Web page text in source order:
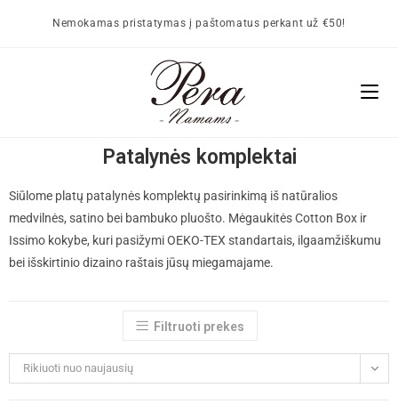
Nemokamas pristatymas į paštomatus perkant už €50!
Patalynės komplektai
Siūlome platų patalynės komplektų pasirinkimą iš natūralios
medvilnės, satino bei bambuko pluošto. Mėgaukitės Cotton Box ir
Issimo kokybe, kuri pasižymi OEKO-TEX standartais, ilgaamžiškumu
bei išskirtinio dizaino raštais jūsų miegamajame.
Filtruoti prekes
Rikiuoti nuo naujausių